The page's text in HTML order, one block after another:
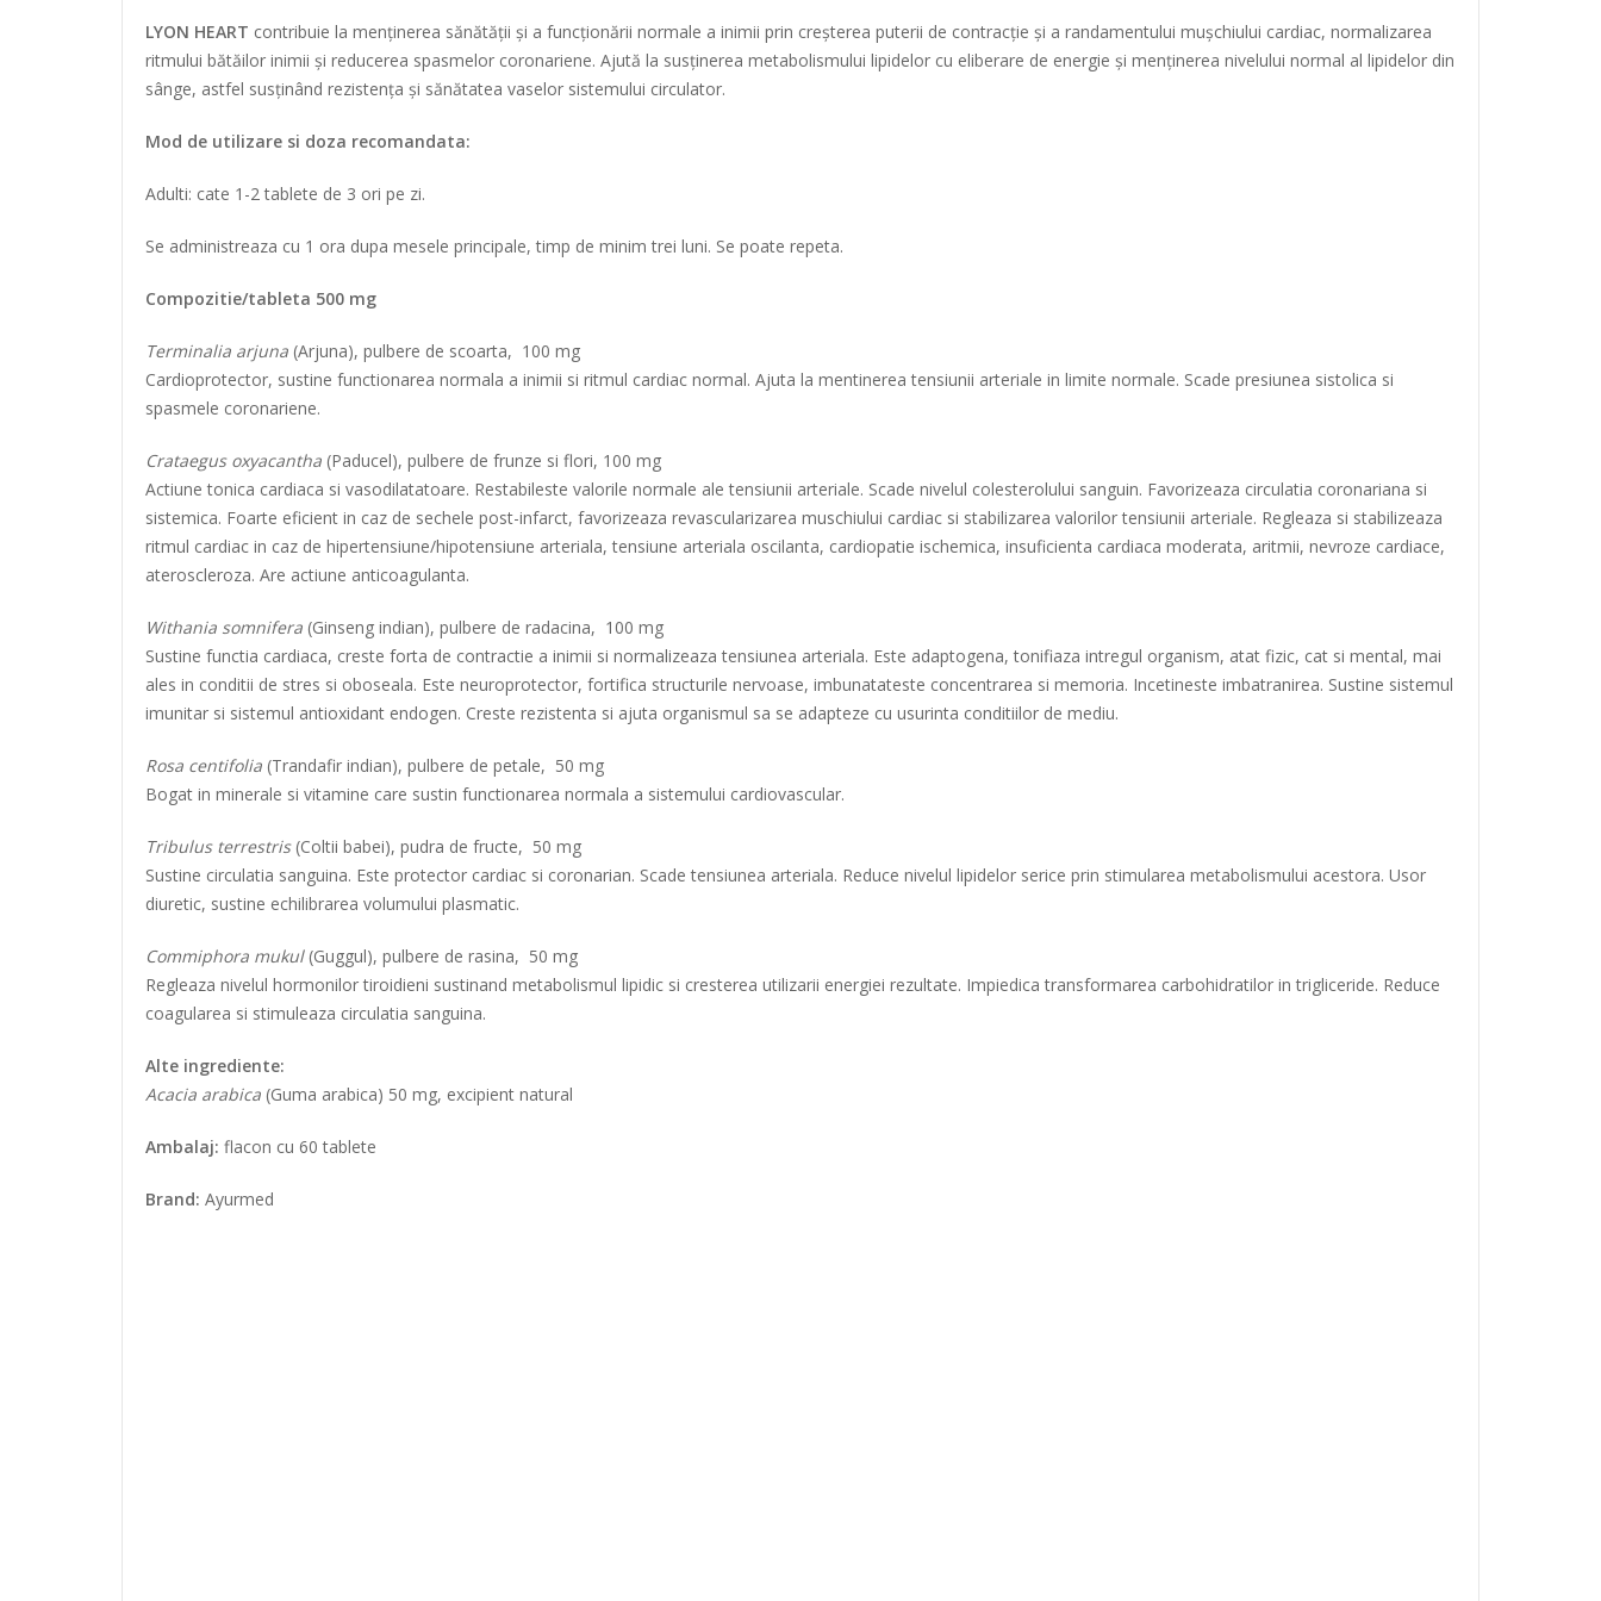
LYON HEART contribuie la menținerea sănătății și a funcționării normale a inimii prin creșterea puterii de contracție și a randamentului mușchiului cardiac, normalizarea
ritmului bătăilor inimii și reducerea spasmelor coronariene. Ajută la susținerea metabolismului lipidelor cu eliberare de energie și menținerea nivelului normal al lipidelor din
sânge, astfel susținând rezistența și sănătatea vaselor sistemului circulator.
Mod de utilizare si doza recomandata:
Adulti: cate 1-2 tablete de 3 ori pe zi.
Se administreaza cu 1 ora dupa mesele principale, timp de minim trei luni. Se poate repeta.
Compozitie/tableta 500 mg
Terminalia arjuna (Arjuna), pulbere de scoarta, 100 mg
Cardioprotector, sustine functionarea normala a inimii si ritmul cardiac normal. Ajuta la mentinerea tensiunii arteriale in limite normale. Scade presiunea sistolica si
spasmele coronariene.
Crataegus oxyacantha (Paducel), pulbere de frunze si flori, 100 mg
Actiune tonica cardiaca si vasodilatatoare. Restabileste valorile normale ale tensiunii arteriale. Scade nivelul colesterolului sanguin. Favorizeaza circulatia coronariana si
sistemica. Foarte eficient in caz de sechele post-infarct, favorizeaza revascularizarea muschiului cardiac si stabilizarea valorilor tensiunii arteriale. Regleaza si stabilizeaza
ritmul cardiac in caz de hipertensiune/hipotensiune arteriala, tensiune arteriala oscilanta, cardiopatie ischemica, insuficienta cardiaca moderata, aritmii, nevroze cardiace,
ateroscleroza. Are actiune anticoagulanta.
Withania somnifera (Ginseng indian), pulbere de radacina, 100 mg
Sustine functia cardiaca, creste forta de contractie a inimii si normalizeaza tensiunea arteriala. Este adaptogena, tonifiaza intregul organism, atat fizic, cat si mental, mai
ales in conditii de stres si oboseala. Este neuroprotector, fortifica structurile nervoase, imbunatateste concentrarea si memoria. Incetineste imbatranirea. Sustine sistemul
imunitar si sistemul antioxidant endogen. Creste rezistenta si ajuta organismul sa se adapteze cu usurinta conditiilor de mediu.
Rosa centifolia (Trandafir indian), pulbere de petale, 50 mg
Bogat in minerale si vitamine care sustin functionarea normala a sistemului cardiovascular.
Tribulus terrestris(Coltii babei), pudra de fructe, 50 mg
Sustine circulatia sanguina. Este protector cardiac si coronarian. Scade tensiunea arteriala. Reduce nivelul lipidelor serice prin stimularea metabolismului acestora. Usor
diuretic, sustine echilibrarea volumului plasmatic.
Commiphora mukul(Guggul), pulbere de rasina, 50 mg
Regleaza nivelul hormonilor tiroidieni sustinand metabolismul lipidic si cresterea utilizarii energiei rezultate. Impiedica transformarea carbohidratilor in trigliceride. Reduce
coagularea si stimuleaza circulatia sanguina.
Alte ingrediente:
Acacia arabica (Guma arabica) 50 mg, excipient natural
Ambalaj: flacon cu 60 tablete
Brand: Ayurmed